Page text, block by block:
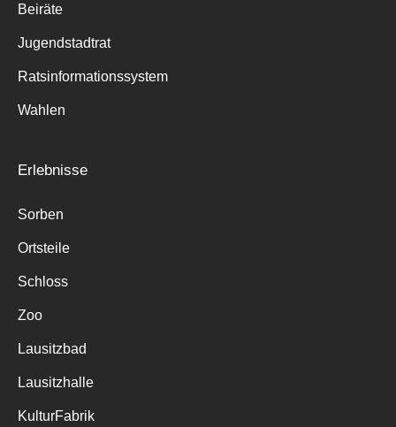
Beiräte
Jugendstadtrat
Ratsinformationssystem
Wahlen
Erlebnisse
Sorben
Ortsteile
Schloss
Zoo
Lausitzbad
Lausitzhalle
KulturFabrik